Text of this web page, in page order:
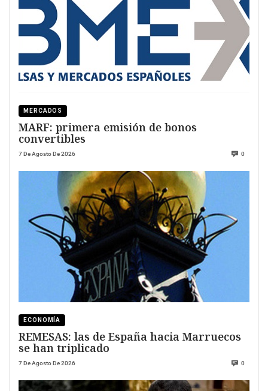
MERCADOS
MARF: primera emisión de bonos
convertibles
7 De Agosto De 2026 0
ECONOMÍA
REMESAS: las de España hacia Marruecos
se han triplicado
7 De Agosto De 2026 0